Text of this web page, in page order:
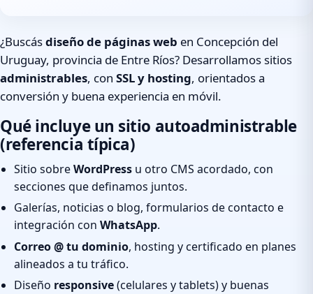
¿Buscásdiseño de páginas web en Concepción del
Uruguay, provincia de Entre Ríos? Desarrollamos sitios
administrables, con SSL y hosting, orientados a
conversión y buena experiencia en móvil.
Qué incluye un sitio autoadministrable
(referencia típica)
Sitio sobreWordPress u otro CMS acordado, con
secciones que definamos juntos.
Galerías, noticias o blog, formularios de contacto e
integración con WhatsApp.
Correo @ tu dominio, hosting y certificado en planes
alineados a tu tráfico.
Diseño responsive(celulares y tablets) y buenas